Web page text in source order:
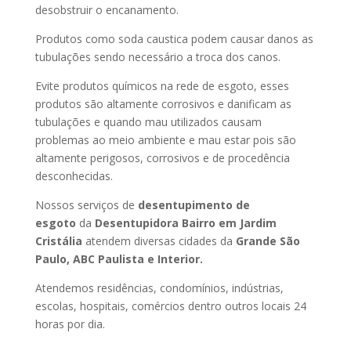
desobstruir o encanamento.
Produtos como soda caustica podem causar danos as
tubulações sendo necessário a troca dos canos.
Evite produtos químicos na rede de esgoto, esses
produtos são altamente corrosivos e danificam as
tubulações e quando mau utilizados causam
problemas ao meio ambiente e mau estar pois são
altamente perigosos, corrosivos e de procedência
desconhecidas.
Nossos serviços de desentupimento de
esgoto da Desentupidora Bairro em Jardim
Cristália atendem diversas cidades da Grande São
Paulo, ABC Paulista e Interior.
Atendemos residências, condomínios, indústrias,
escolas, hospitais, comércios dentro outros locais 24
horas por dia.